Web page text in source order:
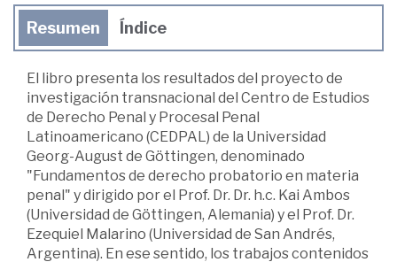
Resumen Índice
El libro presenta los resultados del proyecto de
investigación transnacional del Centro de Estudios
de Derecho Penal y Procesal Penal
Latinoamericano (CEDPAL) de la Universidad
Georg-August de Göttingen, denominado
"Fundamentos de derecho probatorio en materia
penal" y dirigido por el Prof. Dr. Dr. h.c. Kai Ambos
(Universidad de Göttingen, Alemania) y el Prof. Dr.
Ezequiel Malarino (Universidad de San Andrés,
Argentina). En ese sentido, los trabajos contenidos